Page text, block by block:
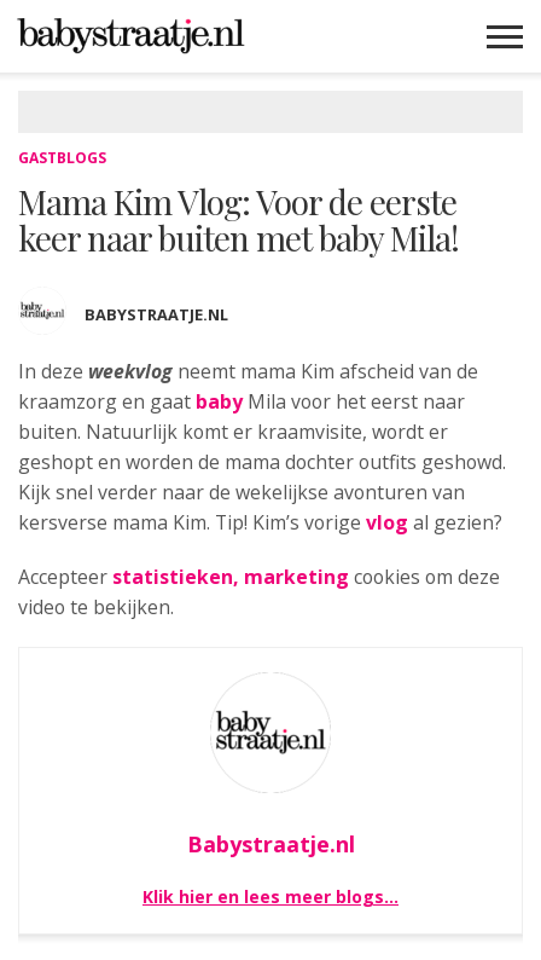
GASTBLOGS
Mama Kim Vlog: Voor de eerste
keer naar buiten met baby Mila!
BABYSTRAATJE.NL
In deze weekvlog neemt mama Kim afscheid van de
kraamzorg en gaat babyMila voor het eerst naar
buiten. Natuurlijk komt er kraamvisite, wordt er
geshopt en worden de mama dochter outfits geshowd.
Kijk snel verder naar de wekelijkse avonturen van
kersverse mama Kim. Tip! Kim’s vorige vlog al gezien?
Accepteer statistieken, marketing cookies om deze
video te bekijken.
Babystraatje.nl
Klik hier en lees meer blogs…